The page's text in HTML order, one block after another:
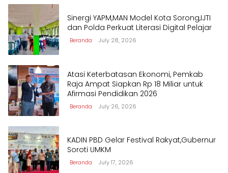
Sinergi YAPM,MAN Model Kota Sorong,IJTI
dan Polda Perkuat Literasi Digital Pelajar
Beranda July 28, 2026
Atasi Keterbatasan Ekonomi, Pemkab
Raja Ampat Siapkan Rp 18 Miliar untuk
Afirmasi Pendidikan 2026
Beranda July 26, 2026
KADIN PBD Gelar Festival Rakyat,Gubernur
Soroti UMKM
Beranda July 17, 2026